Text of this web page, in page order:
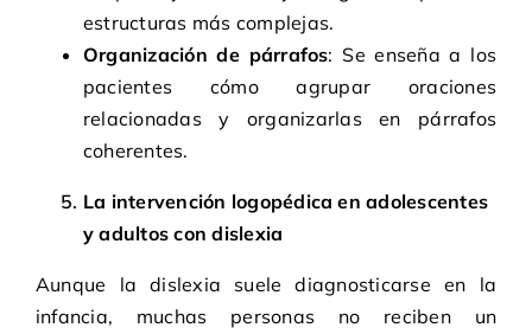
estructuras más complejas.
Organización de párrafos: Se enseña a los
pacientes cómo agrupar oraciones
relacionadas y organizarlas en párrafos
coherentes.
La intervención logopédica en adolescentes
y adultos con dislexia
Aunque la dislexia suele diagnosticarse en la
infancia, muchas personas no reciben un